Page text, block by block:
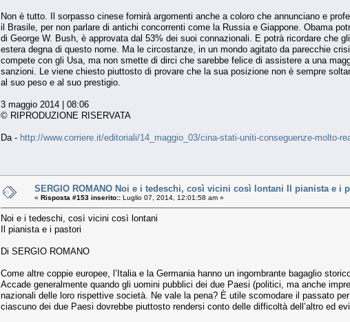
Non è tutto. Il sorpasso cinese fornirà argomenti anche a coloro che annunciano e
il Brasile, per non parlare di antichi concorrenti come la Russia e Giappone. Obama
di George W. Bush, è approvata dal 53% dei suoi connazionali. E potrà ricordare che
estera degna di questo nome. Ma le circostanze, in un mondo agitato da parecchie
compete con gli Usa, ma non smette di dirci che sarebbe felice di assistere a una
sanzioni. Le viene chiesto piuttosto di provare che la sua posizione non è sempre
al suo peso e al suo prestigio.
3 maggio 2014 | 08:06
© RIPRODUZIONE RISERVATA
Da - http://www.corriere.it/editoriali/14_maggio_03/cina-stati-uniti-conseguenze-molto-
SERGIO ROMANO Noi e i tedeschi, così vicini così lontani Il pianista e i
« Risposta #153 inserito:: Luglio 07, 2014, 12:01:58 am »
Noi e i tedeschi, così vicini così lontani
Il pianista e i pastori
Di SERGIO ROMANO
Come altre coppie europee, l’Italia e la Germania hanno un ingombrante bagaglio
Accade generalmente quando gli uomini pubblici dei due Paesi (politici, ma anche
nazionali delle loro rispettive società. Ne vale la pena? È utile scomodare il passato
ciascuno dei due Paesi dovrebbe piuttosto rendersi conto delle difficoltà dell’altro ed